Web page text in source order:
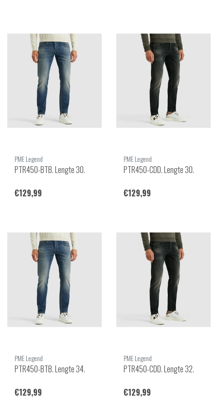
PME Legend
PTR450-BTB. Lengte 30.
€129,99
PME Legend
PTR450-CDD. Lengte 30.
€129,99
PME Legend
PTR450-BTB. Lengte 34.
€129,99
PME Legend
PTR450-CDD. Lengte 32.
€129,99